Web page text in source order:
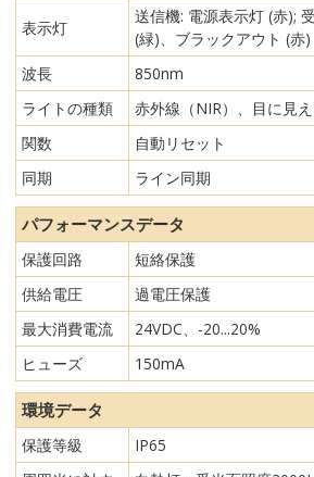
表示灯
送信機: 電源表示灯 (赤);
(緑)、ブラックアウト (赤)
波長
850nm
ライトの種類
赤外線（NIR）、目に見
関数
自動リセット
同期
ライン同期
パフォーマンスデータ
保護回路
短絡保護
供給電圧
過電圧保護
最大消費電流
24VDC、-20...20%
ヒューズ
150mA
環境データ
保護等級
IP65